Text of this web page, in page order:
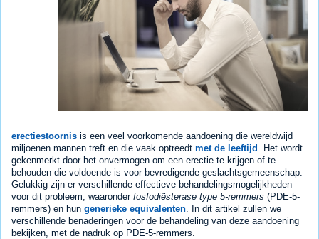
erectiestoornis is een veel voorkomende aandoening die wereldwijd
miljoenen mannen treft en die vaak optreedt met de leeftijd . Het wordt
gekenmerkt door het onvermogen om een erectie te krijgen of te
behouden die voldoende is voor bevredigende geslachtsgemeenschap.
Gelukkig zijn er verschillende effectieve behandelingsmogelijkheden
voor dit probleem, waaronder fosfodiësterase type 5-remmers (PDE-5-
remmers) en hun generieke equivalenten . In dit artikel zullen we
verschillende benaderingen voor de behandeling van deze aandoening
bekijken, met de nadruk op PDE-5-remmers.